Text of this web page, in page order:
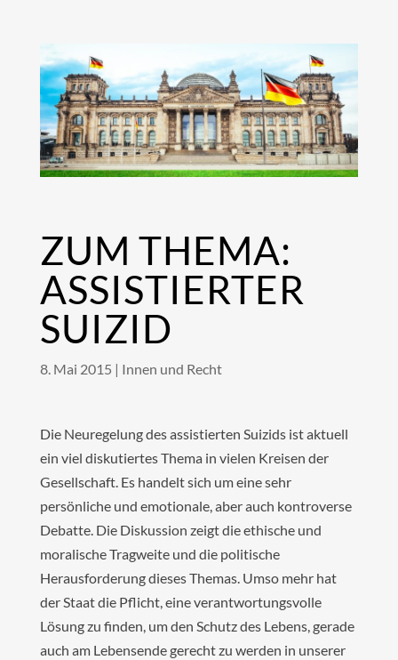
ZUM THEMA:
ASSISTIERTER
SUIZID
8. Mai 2015 | Innen und Recht
Die Neuregelung des assistierten Suizids ist aktuell
ein viel diskutiertes Thema in vielen Kreisen der
Gesellschaft. Es handelt sich um eine sehr
persönliche und emotionale, aber auch kontroverse
Debatte. Die Diskussion zeigt die ethische und
moralische Tragweite und die politische
Herausforderung dieses Themas. Umso mehr hat
der Staat die Pflicht, eine verantwortungsvolle
Lösung zu finden, um den Schutz des Lebens, gerade
auch am Lebensende gerecht zu werden in unserer